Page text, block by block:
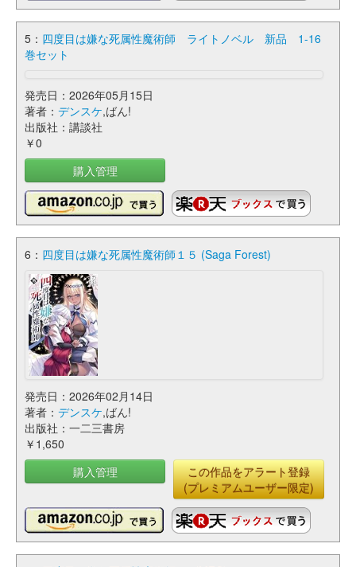
5： 四度目は嫌な死属性魔術師 ライトノベル 新品 1-16
巻セット
発売日：2026年05月15日
著者： デンスケ,ばん!
出版社：講談社
￥0
購入管理
6： 四度目は嫌な死属性魔術師１５ (Saga Forest)
発売日：2026年02月14日
著者： デンスケ,ばん!
出版社：一二三書房
￥1,650
購入管理
この作品をアラート登録
(プレミアムユーザー限定)